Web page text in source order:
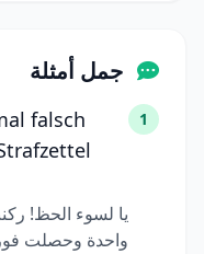
جمل أمثلة
1
falsch
يا لسوء الحظ!
واحدة وحصلت